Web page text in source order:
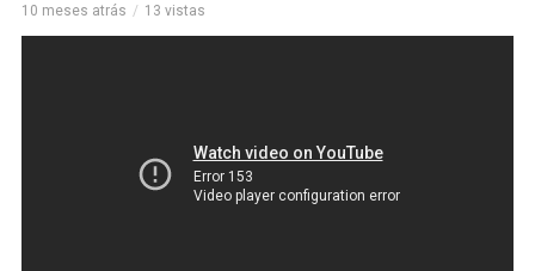
10 meses atrás 13 vistas